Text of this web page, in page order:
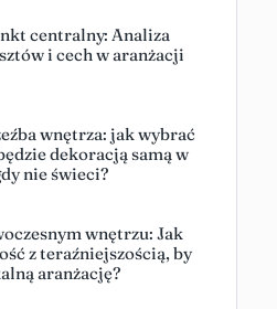
centralny: Analiza
i cech w aranżacji
wnętrza: jak wybrać
dekoracją samą w
nie świeci?
wnętrzu: Jak
z teraźniejszością, by
aranżację?